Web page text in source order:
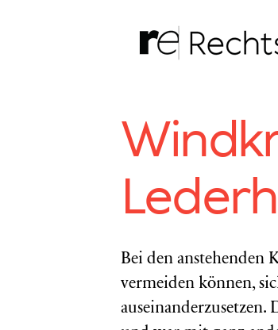
Bei den anstehenden
vermeiden können,